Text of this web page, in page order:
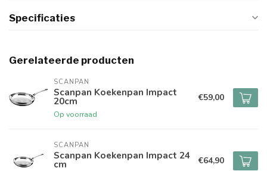
Specificaties
Gerelateerde producten
SCANPAN
Scanpan Koekenpan Impact
20cm
Op voorraad
€59,00
SCANPAN
Scanpan Koekenpan Impact 24
cm €64,90